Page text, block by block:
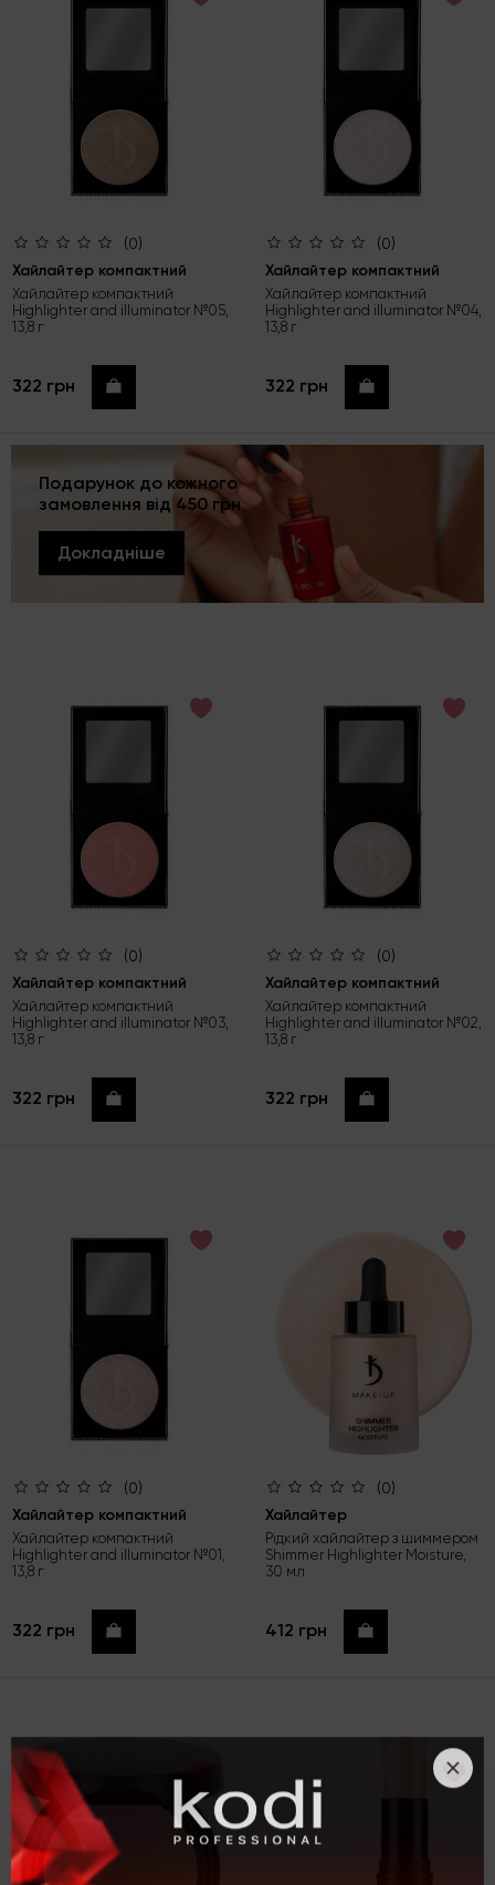
(0)
Хайлайтер компактний
Хайлайтер компактний
Highlighter and illuminator №05,
13,8 г
322 грн Купити
(0)
Хайлайтер компактний
Хайлайтер компактний
Highlighter and illuminator №04,
13,8 г
322 грн Купити
Подарунок до кожного
замовлення від 450 грн
Докладніше
(0)
Хайлайтер компактний
Хайлайтер компактний
Highlighter and illuminator №03,
13,8 г
322 грн Купити
(0)
Хайлайтер компактний
Хайлайтер компактний
Highlighter and illuminator №02,
13,8 г
322 грн Купити
(0)
Хайлайтер компактний
Хайлайтер компактний
Highlighter and illuminator №01,
13,8 г
322 грн Купити
(0)
Хайлайтер
Рідкий хайлайтер з шиммером
Shimmer Highlighter Moisture,
30 мл
412 грн Купити